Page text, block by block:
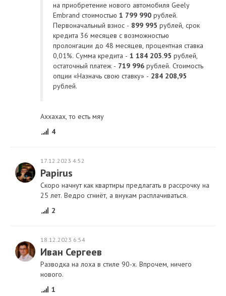
на приобретение нового автомобиля Geely
Embrand стоимостью 1 799 990 рублей.
Первоначальный взнос - 899 995 рублей, срок
кредита 36 месяцев с возможностью
пролонгации до 48 месяцев, процентная ставка
0,01%. Сумма кредита - 1 184 203.95 рублей,
остаточный платеж - 719 996 рублей. Стоимость
опции «Назначь свою ставку» - 284 208,95
рублей.
Аххахах, то есть мяу
4
17.12.2023 4:52
Papirus
Скоро начнут как квартиры предлагать в рассрочку на
25 лет. Ведро сгниёт, а внукам расплачиваться.
2
18.12.2023 6:54
Иван Сергеев
Разводка на лоха в стиле 90-х. Впрочем, ничего
нового.
1